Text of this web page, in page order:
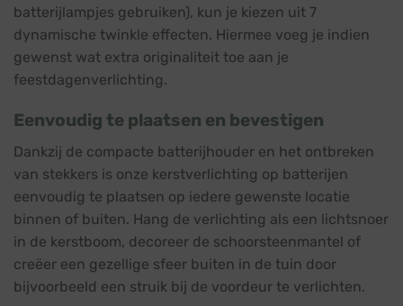
batterijlampjes gebruiken), kun je kiezen uit 7
dynamische twinkle effecten. Hiermee voeg je indien
gewenst wat extra originaliteit toe aan je
feestdagenverlichting.
Eenvoudig te plaatsen en bevestigen
Dankzij de compacte batterijhouder en het ontbreken
van stekkers is onze kerstverlichting op batterijen
eenvoudig te plaatsen op iedere gewenste locatie
binnen of buiten. Hang de verlichting als een lichtsnoer
in de kerstboom, decoreer de schoorsteenmantel of
creëer een gezellige sfeer buiten in de tuin door
bijvoorbeeld een struik bij de voordeur te verlichten.